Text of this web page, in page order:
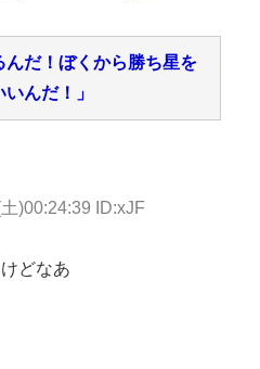
だ！ぼくから勝ち星を
んだ！」
)00:24:39 ID:xJF
どなあ